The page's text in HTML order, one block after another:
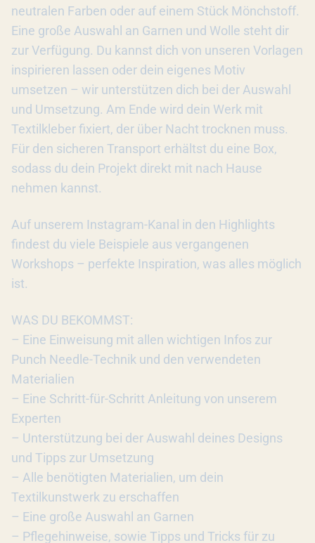
neutralen Farben oder auf einem Stück Mönchstoff.
Eine große Auswahl an Garnen und Wolle steht dir
zur Verfügung. Du kannst dich von unseren Vorlagen
inspirieren lassen oder dein eigenes Motiv
umsetzen – wir unterstützen dich bei der Auswahl
und Umsetzung. Am Ende wird dein Werk mit
Textilkleber fixiert, der über Nacht trocknen muss.
Für den sicheren Transport erhältst du eine Box,
sodass du dein Projekt direkt mit nach Hause
nehmen kannst.
Auf unserem Instagram-Kanal in den Highlights
findest du viele Beispiele aus vergangenen
Workshops – perfekte Inspiration, was alles möglich
ist.
WAS DU BEKOMMST:
– Eine Einweisung mit allen wichtigen Infos zur
Punch Needle-Technik und den verwendeten
Materialien
– Eine Schritt-für-Schritt Anleitung von unserem
Experten
– Unterstützung bei der Auswahl deines Designs
und Tipps zur Umsetzung
– Alle benötigten Materialien, um dein
Textilkunstwerk zu erschaffen
– Eine große Auswahl an Garnen
– Pflegehinweise, sowie Tipps und Tricks für zu